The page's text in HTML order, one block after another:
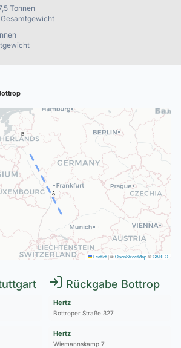
Tonnen
A
B
Leaflet|©OpenStreetMap©CARTO
Rückgabe Bottrop
Hertz
Bottroper Straße 327
Hertz
Wiemannskamp 7